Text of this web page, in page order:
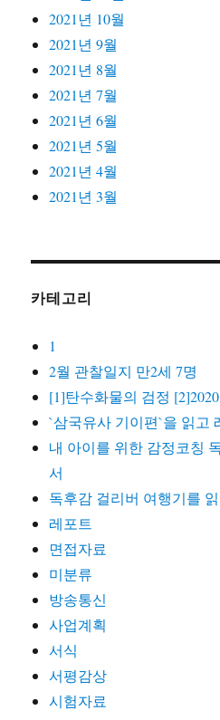
2021년 10월
2021년 9월
2021년 8월
2021년 7월
2021년 6월
2021년 5월
2021년 4월
2021년 3월
카테고리
1
2월 관찰일지 만2세 7명
[1]탄수화물의 검정
`삼국유사 기이편`을 읽고
내 아이를 위한 감정코칭
서
독후감 걸리버 여행기를
레포트
면접자료
미분류
방송통신
사업계획
서식
서평감상
시험자료